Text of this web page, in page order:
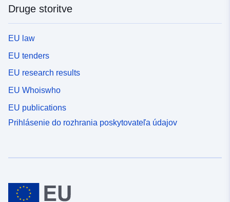
Druge storitve
EU law
EU tenders
EU research results
EU Whoiswho
EU publications
Prihlásenie do rozhrania poskytovateľa údajov